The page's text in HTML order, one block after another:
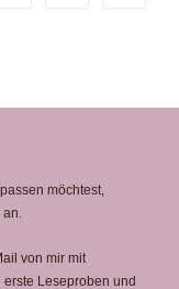
möchtest,
an.
von mir mit
Leseproben und